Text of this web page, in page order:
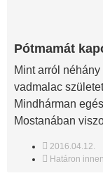
Pótmamát
Mint arról
vadmalac
Mindhárman
Mostanában
2016.04.12.
Határon innen